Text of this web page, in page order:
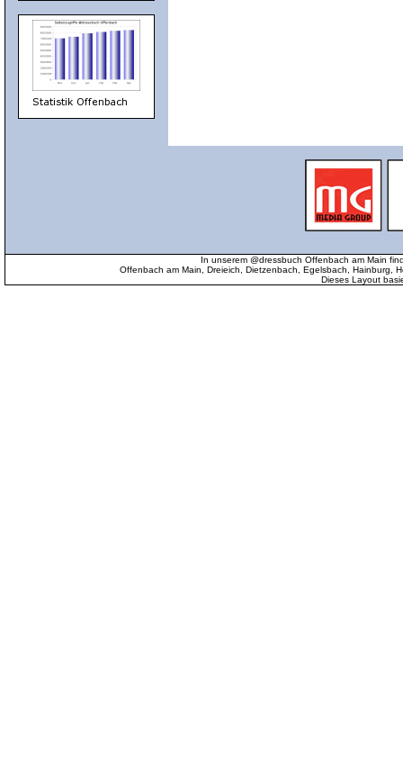
In unserem @dressbuch Offenbach am Main
Offenbach am Main, Dreieich, Dietzenbach, Egelsbach, Hainburg,
Dieses Layout